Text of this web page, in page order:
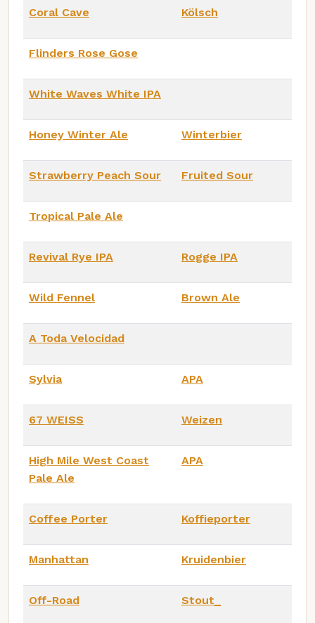
Coral Cave Kölsch
Flinders Rose Gose
White Waves White IPA
Honey Winter Ale Winterbier
Strawberry Peach Sour Fruited Sour
Tropical Pale Ale
Revival Rye IPA Rogge IPA
Wild Fennel Brown Ale
A Toda Velocidad
Sylvia APA
67 WEISS Weizen
High Mile West Coast
Pale Ale
APA
Coffee Porter Koffieporter
Manhattan Kruidenbier
Off-Road Stout_